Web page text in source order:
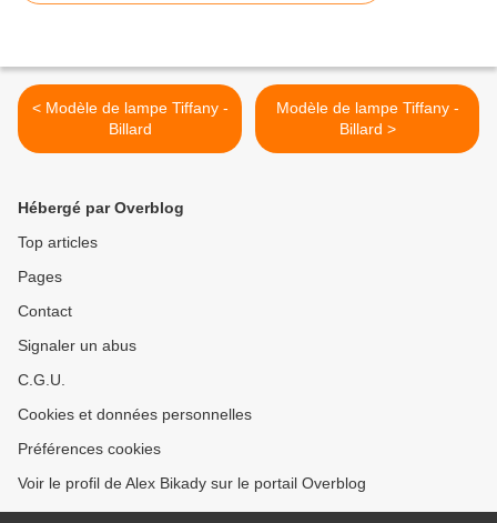
< Modèle de lampe Tiffany -
Billard
Modèle de lampe Tiffany -
Billard >
Hébergé par Overblog
Top articles
Pages
Contact
Signaler un abus
C.G.U.
Cookies et données personnelles
Préférences cookies
Voir le profil de Alex Bikady sur le portail Overblog